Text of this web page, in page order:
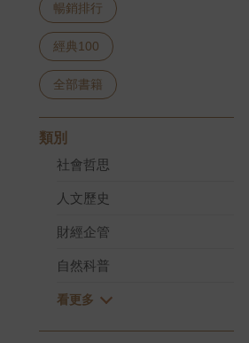
暢銷排行
經典100
全部書籍
類別
社會哲思
人文歷史
財經企管
自然科普